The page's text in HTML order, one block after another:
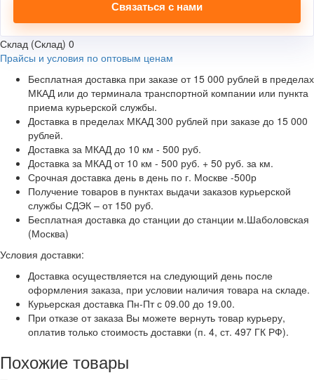
Связаться с нами
Склад (Склад) 0
Прайсы и условия по оптовым ценам
Бесплатная доставка при заказе от 15 000 рублей в пределах
МКАД или до терминала транспортной компании или пункта
приема курьерской службы.
Доставка в пределах МКАД 300 рублей при заказе до 15 000
рублей.
Доставка за МКАД до 10 км - 500 руб.
Доставка за МКАД от 10 км - 500 руб. + 50 руб. за км.
Срочная доставка день в день по г. Москве -500р
Получение товаров в пунктах выдачи заказов курьерской
службы СДЭК – от 150 руб.
Бесплатная доставка до станции до станции м.Шаболовская
(Москва)
Условия доставки:
Доставка осуществляется на следующий день после
оформления заказа, при условии наличия товара на складе.
Курьерская доставка Пн-Пт с 09.00 до 19.00.
При отказе от заказа Вы можете вернуть товар курьеру,
оплатив только стоимость доставки (п. 4, ст. 497 ГК РФ).
Похожие товары